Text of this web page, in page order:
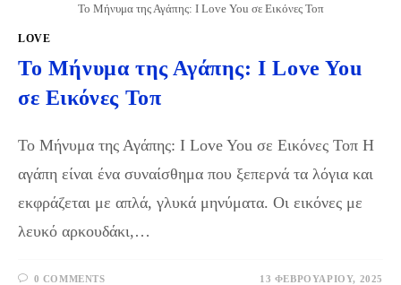
Το Μήνυμα της Αγάπης: I Love You σε Εικόνες Τοπ
LOVE
Το Μήνυμα της Αγάπης: I Love You
σε Εικόνες Τοπ
Το Μήνυμα της Αγάπης: I Love You σε Εικόνες Τοπ Η
αγάπη είναι ένα συναίσθημα που ξεπερνά τα λόγια και
εκφράζεται με απλά, γλυκά μηνύματα. Οι εικόνες με
λευκό αρκουδάκι,…
0 COMMENTS 13 ΦΕΒΡΟΥΑΡΊΟΥ, 2025